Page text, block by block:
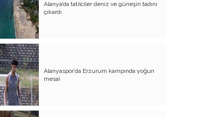
Atalay olayı; yargıyı yönetenlerin
darbesidir!..
CHP’de ne değişti?
Eğitim Sisteminde Sorunlar ve Çözüm
Önerileri
Cumhuriyet’in 100. Yılı ve AB İlişkileri
Şehitler üzerinden siyaset!..
Alanya’da tatilciler deniz ve güneşin tadını
çıkardı
Alanyaspor’da Erzurum kampında yoğun
mesai